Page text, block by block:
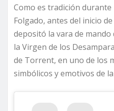
Como es tradición
Folgado, antes del inicio
depositó la vara de mando
la Virgen de los
de Torrent, en uno de los
simbólicos y emotivos de